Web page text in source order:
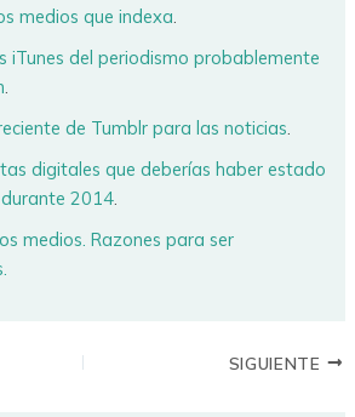
medios que indexa
iTunes del periodismo probablemente
de Tumblr para las noticias
digitales que deberías haber estado
2014
medios. Razones para ser
SIGUIENTE